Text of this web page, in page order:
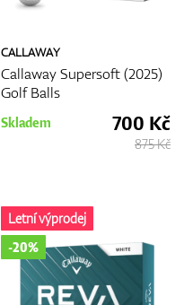
CALLAWAY
Callaway Supersoft (2025)
Golf Balls
Skladem 700 Kč
875 Kč
Letní výprodej
-20%